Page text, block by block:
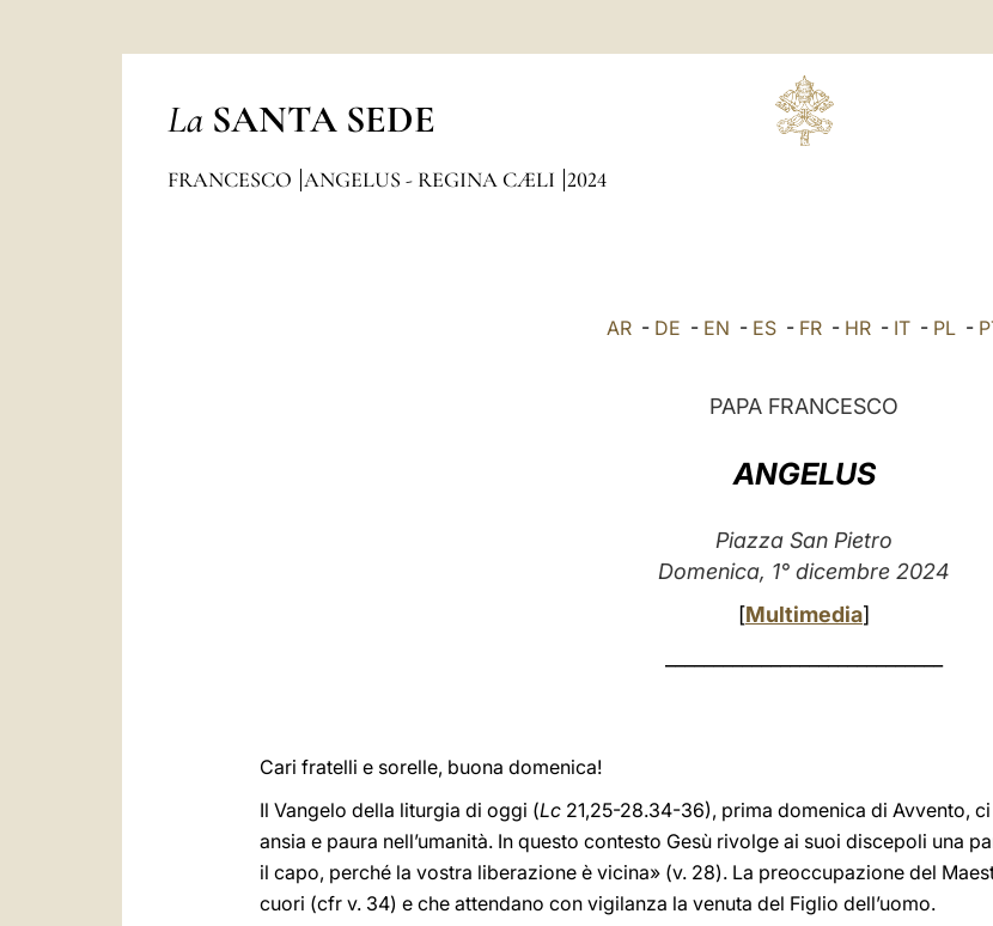
La SANTA SEDE
FRANCESCO ANGELUS - REGINA CÆLI 2024
AR- DE - EN - ES- FR- HR- IT- PL-
PAPA FRANCESCO
ANGELUS
Piazza San Pietro
Domenica, 1° dicembre 2024
[Multimedia]
Cari fratelli e sorelle, buona domenica!
Il Vangelo della liturgia di oggi (Lc 21,25-28.34-36), prima domenica di Avvento,
ansia e paura nell’umanità. In questo contesto Gesù rivolge ai suoi discepoli una
il capo, perché la vostra liberazione è vicina» (v. 28). La preoccupazione del
cuori (cfr v. 34) e che attendano con vigilanza la venuta del Figlio dell’uomo.